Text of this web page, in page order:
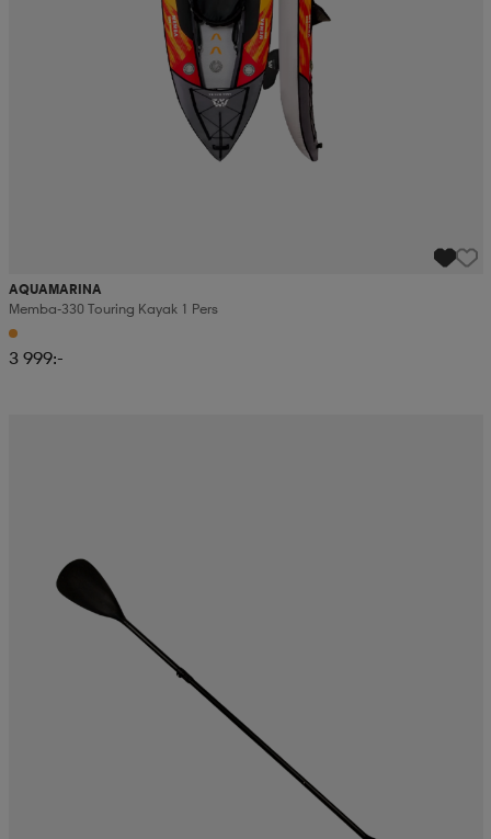
AQUAMARINA
Memba-330 Touring Kayak 1 Pers
3 999:-